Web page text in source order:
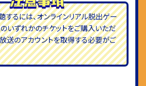
るには、オンラインリアル脱出ゲー
いずれかのチケットをご購入いただ
送のアカウントを取得する必要がご